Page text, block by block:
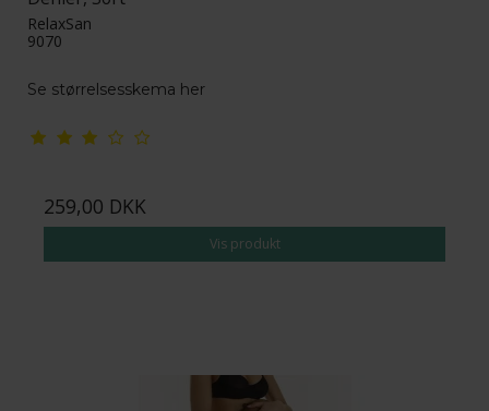
RelaxSan
9070
Se størrelsesskema her
259,00 DKK
Vis produkt